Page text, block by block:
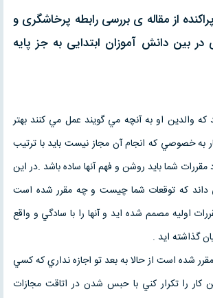
از مقاله ی بررسی رابطه پرخاشگری و
بين دانش آموزان ابتدایی به جز پایه
والدين او به آنچه مي گويند عمل مي كنند بهتر
به خصوصي كه انجام آن مجاز نيست بايد با ترتيب
شما بايد روشن و فهم آنها ساده باشد .در اين
كه توقعات شما چيست و چه مقرر شده است
اوليه مصمم شده ايد و آنها را با سادگي و واقع
گذاشته ايد .
مقرر شده است از حالا به بعد تو اجازه نداري كه كسي
كار را تكرار كني با حبس شدن در اتاقت مجازات